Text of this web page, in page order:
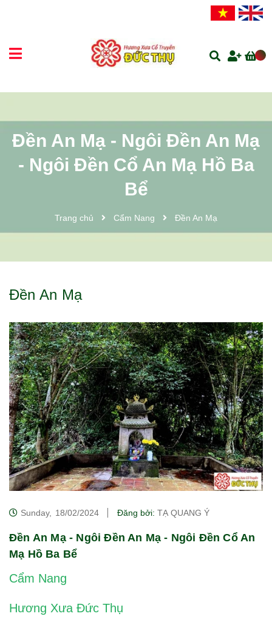
Đền An Mạ - Ngôi Đền An Mạ
- Ngôi Đền Cổ An Mạ Hồ Ba
Bể
Trang chủ Cẩm Nang Đền An Mạ
Đền An Mạ
Sunday, 18/02/2024 Đăng bởi: TẠ QUANG Ý
Đền An Mạ - Ngôi Đền An Mạ - Ngôi Đền Cổ An
Mạ Hồ Ba Bể
Cẩm Nang
Hương Xưa Đức Thụ